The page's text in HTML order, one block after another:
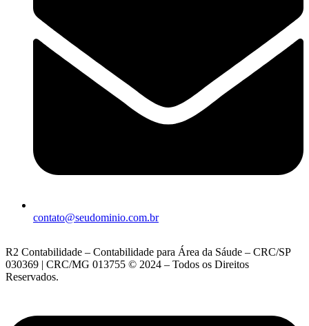
contato@seudominio.com.br
R2 Contabilidade – Contabilidade para Área da Sáude – CRC/SP
030369 | CRC/MG 013755 © 2024 – Todos os Direitos
Reservados.